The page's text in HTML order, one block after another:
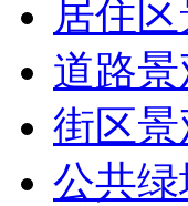
居住
道路
街区
公共